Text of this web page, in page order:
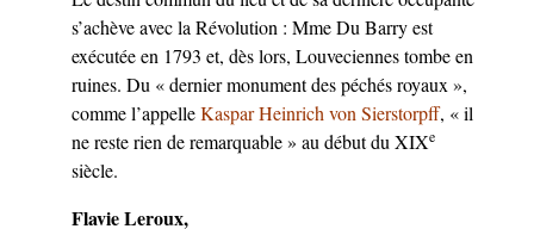
s’achève avec la Révolution : Mme Du Barry est
exécutée en 1793 et, dès lors, Louveciennes tombe en
ruines. Du « dernier monument des péchés royaux »,
comme l’appelleKaspar Heinrich von Sierstorpff, « il
ne reste rien de remarquable » au début du XIXe
siècle.
Flavie Leroux,